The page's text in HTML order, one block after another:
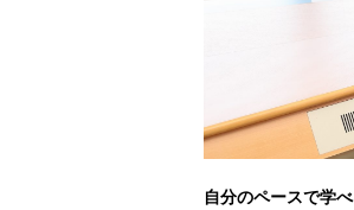
自分のペースで学